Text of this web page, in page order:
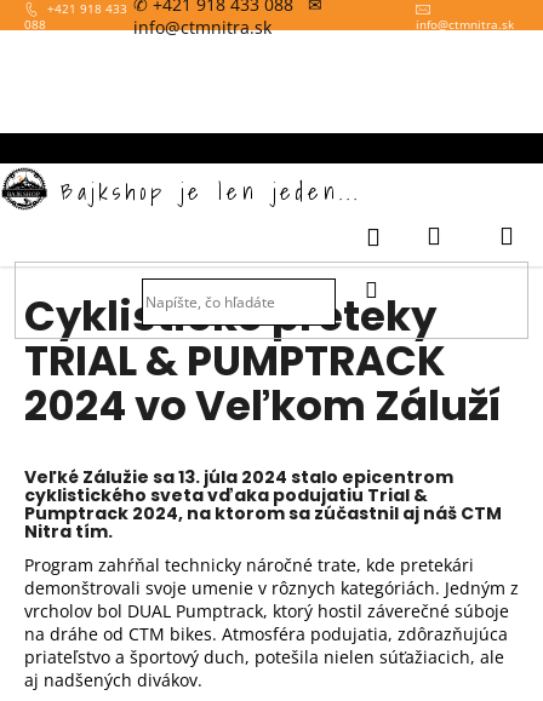
Prejsť
na
info@ctmnitra.sk
info@ctmnitra.sk
+421 918 433
088
Bajkshop je len jeden...
HĽADAŤ
Prihlásenie
Nákupný
Cyklistické preteky
TRIAL & PUMPTRACK
2024 vo Veľkom Záluží
Veľké Zálužie sa13. júla 2024 stalo epicentrom
cyklistického sveta vďaka podujatiu Trial &
Pumptrack 2024, na ktorom sa zúčastnil aj náš CTM
Nitra tím.
Program zahŕňal technicky náročné trate, kde pretekári
demonštrovali svoje umenie v rôznych kategóriách. Jedným z
vrcholov bol DUAL Pumptrack, ktorý hostil záverečné súboje
na dráhe od CTM bikes. Atmosféra podujatia, zdôrazňujúca
priateľstvo a športový duch, potešila nielen súťažiacich, ale
aj nadšených divákov.
k